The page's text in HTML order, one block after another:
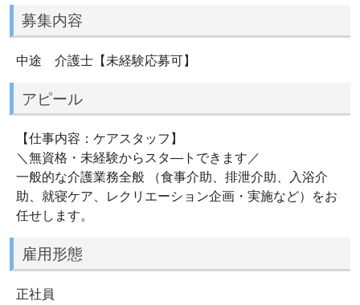
募集内容
中途 介護士【未経験応募可】
アピール
【仕事内容：ケアスタッフ】
＼無資格・未経験からスタ―トできます／
⼀般的な介護業務全般 （⾷事介助、排泄介助、入浴介
助、就寝ケア、レクリエーション企画・実施など）をお
任せします。
雇用形態
正社員